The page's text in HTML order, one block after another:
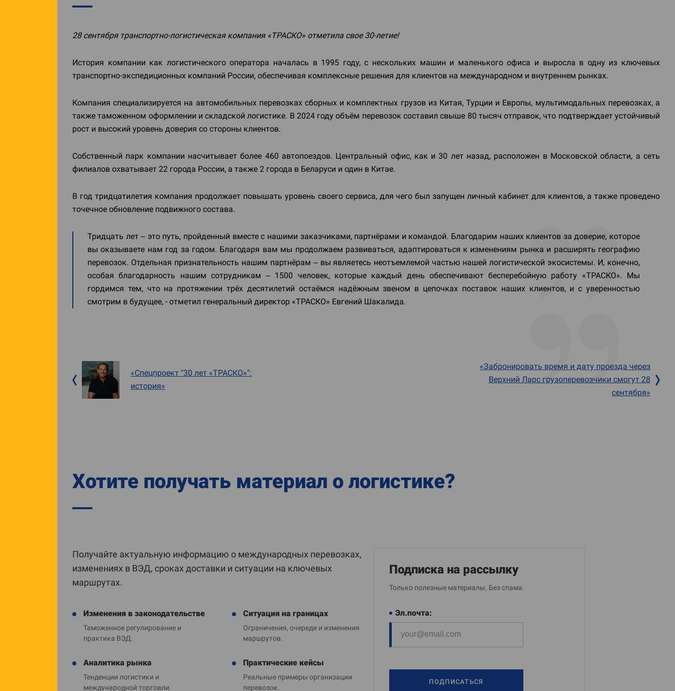
28 сентября транспортно-логистическая компания «ТРАСКО» отметила свое 30-летие!
История компании как логистического оператора началась в 1995 году, с нескольких машин и маленького офиса и выросла в одну из ключевых
транспортно-экспедиционных компаний России, обеспечивая комплексные решения для клиентов на международном и внутреннем рынках.
Компания специализируется на автомобильных перевозках сборных и комплектных грузов из Китая, Турции и Европы, мультимодальных перевозках, а
также таможенном оформлении и складской логистике. В 2024 году объём перевозок составил свыше 80 тысяч отправок, что подтверждает устойчивый
рост и высокий уровень доверия со стороны клиентов.
Собственный парк компании насчитывает более 460 автопоездов. Центральный офис, как и 30 лет назад, расположен в Московской области, а сеть
филиалов охватывает 22 города России, а также 2 города в Беларуси и один в Китае.
В год тридцатилетия компания продолжает повышать уровень своего сервиса, для чего был запущен личный кабинет для клиентов, а также проведено
точечное обновление подвижного состава.
Тридцать лет – это путь, пройденный вместе с нашими заказчиками, партнёрами и командой. Благодарим наших клиентов за доверие, которое
вы оказываете нам год за годом. Благодаря вам мы продолжаем развиваться, адаптироваться к изменениям рынка и расширять географию
перевозок. Отдельная признательность нашим партнёрам – вы являетесь неотъемлемой частью нашей логистической экосистемы. И, конечно,
особая благодарность нашим сотрудникам – 1500 человек, которые каждый день обеспечивают бесперебойную работу «ТРАСКО». Мы
гордимся тем, что на протяжении трёх десятилетий остаёмся надёжным звеном в цепочках поставок наших клиентов, и с уверенностью
смотрим в будущее, - отметил генеральный директор «ТРАСКО» Евгений Шакалида.
«Спецпроект "30 лет «ТРАСКО»":
история»
«Забронировать время и дату проезда через
Верхний Ларс грузоперевозчики смогут 28
сентября»
Хотите получать материал о логистике?
Получайте актуальную информацию о международных перевозках,
изменениях в ВЭД, сроках доставки и ситуации на ключевых
маршрутах.
Изменения в законодательстве
Таможенное регулирование и
практика ВЭД.
Ситуация на границах
Ограничения, очереди и изменения
маршрутов.
Аналитика рынка
Тенденции логистики и
международной торговли.
Практические кейсы
Реальные примеры организации
перевозок.
Подписка на рассылку
Только полезные материалы. Без спама.
Эл.почта:
ПОДПИСАТЬСЯ